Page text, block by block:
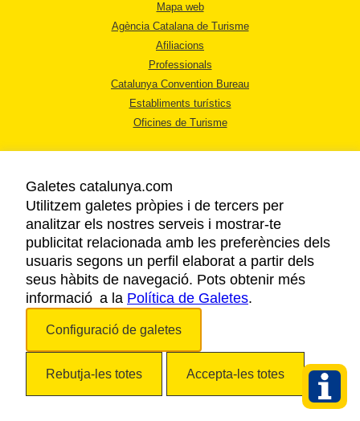
Mapa web
Agència Catalana de Turisme
Afiliacions
Professionals
Catalunya Convention Bureau
Establiments turístics
Oficines de Turisme
AVÍS LEGAL
POLÍTICA DE PRIVACITAT
COOKIES
ACCESSIBILITAT
Galetes catalunya.com
Utilitzem galetes pròpies i de tercers per
analitzar els nostres serveis i mostrar-te
publicitat relacionada amb les preferències dels
usuaris segons un perfil elaborat a partir dels
seus hàbits de navegació. Pots obtenir més
informació a la Política de Galetes.
Configuració de galetes
Rebutja-les totes Accepta-les totes